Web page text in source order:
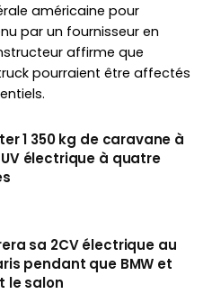
américaine pour
par un fournisseur en
affirme que
pourraient être affectés
1 350 kg de caravane à
électrique à quatre
sa 2CV électrique au
pendant que BMW et
le salon